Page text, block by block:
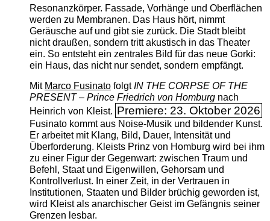
Resonanzkörper. Fassade, Vorhänge und Oberflächen
werden zu Membranen. Das Haus hört, nimmt
Geräusche auf und gibt sie zurück. Die Stadt bleibt
nicht draußen, sondern tritt akustisch in das Theater
ein. So entsteht ein zentrales Bild für das neue Gorki:
ein Haus, das nicht nur sendet, sondern empfängt.
Mit Marco FusinatofolgtIN THE CORPSE OF THE
PRESENT – Prince Friedrich von Homburgnach
Heinrich von Kleist. Premiere: 23. Oktober 2026
Fusinato kommt aus Noise-Musik und bildender Kunst.
Er arbeitet mit Klang, Bild, Dauer, Intensität und
Überforderung. Kleists Prinz von Homburg wird bei ihm
zu einer Figur der Gegenwart: zwischen Traum und
Befehl, Staat und Eigenwillen, Gehorsam und
Kontrollverlust. In einer Zeit, in der Vertrauen in
Institutionen, Staaten und Bilder brüchig geworden ist,
wird Kleist als anarchischer Geist im Gefängnis seiner
Grenzen lesbar.